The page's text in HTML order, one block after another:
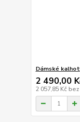
Dámské
2 490,00
2 057,85 Kč bez